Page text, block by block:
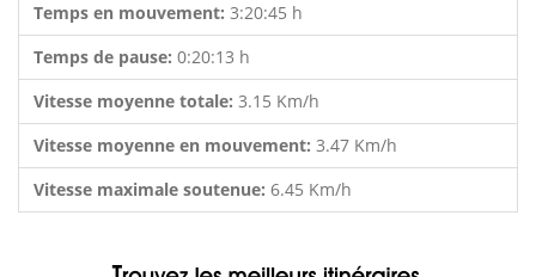
Temps en mouvement: 3:20:45 h
Temps de pause: 0:20:13 h
Vitesse moyenne totale: 3.15 Km/h
Vitesse moyenne en mouvement: 3.47 Km/h
Vitesse maximale soutenue: 6.45 Km/h